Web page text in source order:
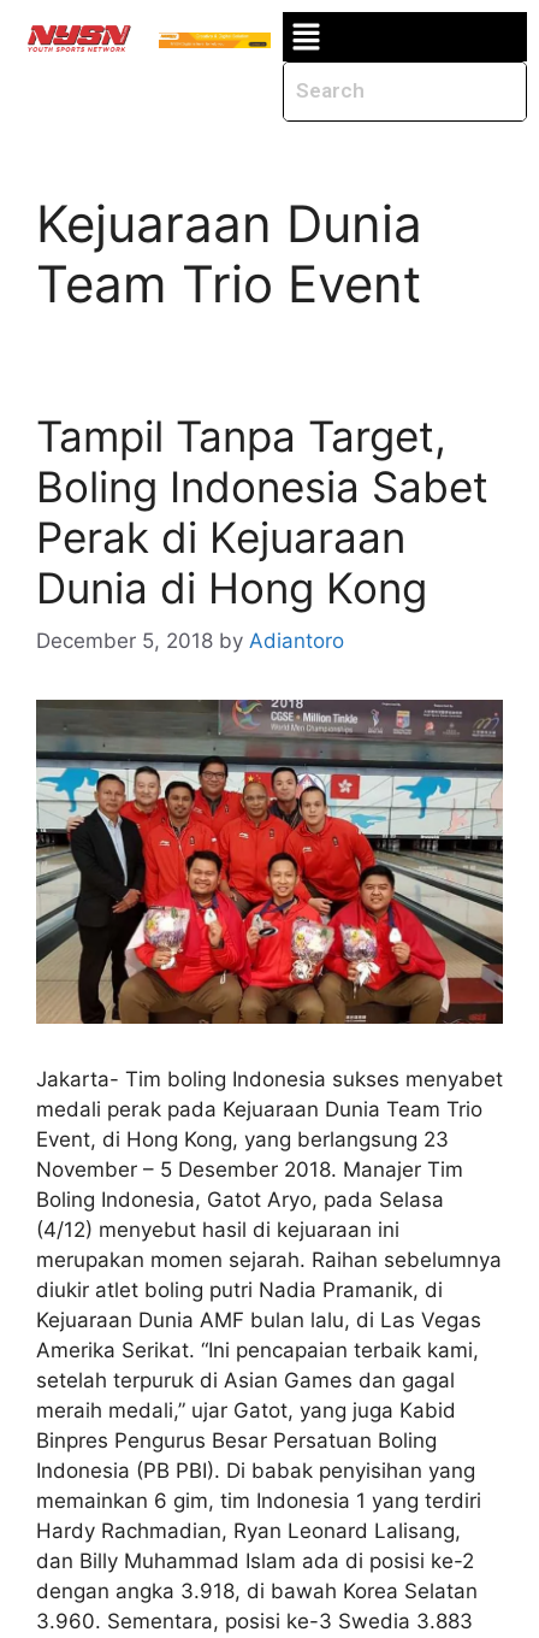
Kejuaraan Dunia
Team Trio Event
Tampil Tanpa Target,
Boling Indonesia Sabet
Perak di Kejuaraan
Dunia di Hong Kong
December 5, 2018 by Adiantoro
Jakarta- Tim boling Indonesia sukses menyabet
medali perak pada Kejuaraan Dunia Team Trio
Event, di Hong Kong, yang berlangsung 23
November – 5 Desember 2018. Manajer Tim
Boling Indonesia, Gatot Aryo, pada Selasa
(4/12) menyebut hasil di kejuaraan ini
merupakan momen sejarah. Raihan sebelumnya
diukir atlet boling putri Nadia Pramanik, di
Kejuaraan Dunia AMF bulan lalu, di Las Vegas
Amerika Serikat. “Ini pencapaian terbaik kami,
setelah terpuruk di Asian Games dan gagal
meraih medali,” ujar Gatot, yang juga Kabid
Binpres Pengurus Besar Persatuan Boling
Indonesia (PB PBI). Di babak penyisihan yang
memainkan 6 gim, tim Indonesia 1 yang terdiri
Hardy Rachmadian, Ryan Leonard Lalisang,
dan Billy Muhammad Islam ada di posisi ke-2
dengan angka 3.918, di bawah Korea Selatan
3.960. Sementara, posisi ke-3 Swedia 3.883